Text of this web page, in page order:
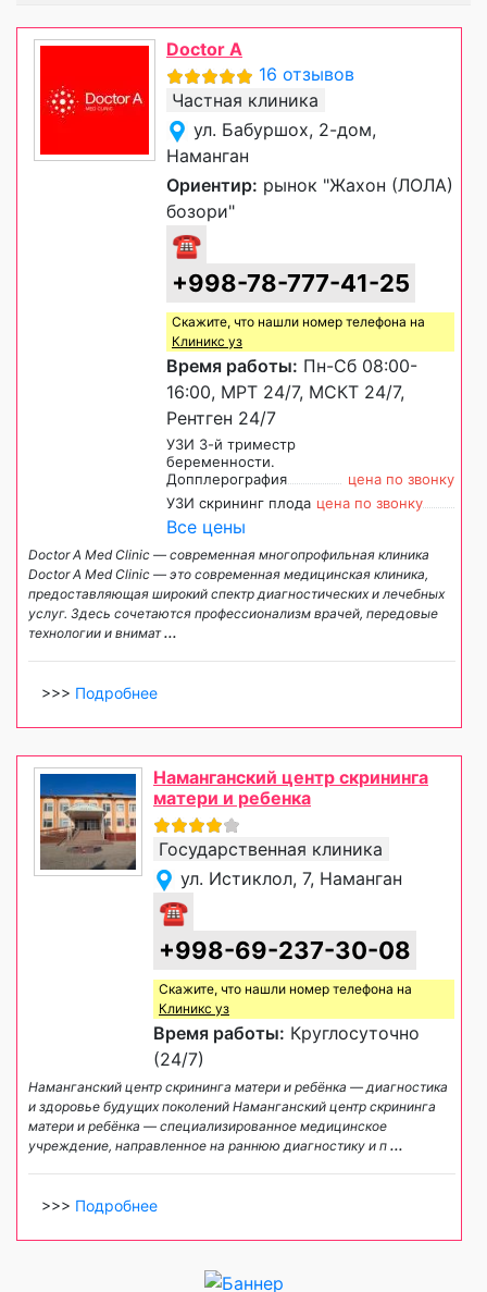
Doctor A
16 отзывов
Частная клиника
ул. Бабуршох, 2-дом,
Наманган
Ориентир: рынок "Жахон (ЛОЛА)
бозори"
☎
+998-78-777-41-25
Скажите, что нашли номер телефона на
Клиникс уз
Время работы: Пн-Сб 08:00-
16:00, МРТ 24/7, МСКТ 24/7,
Рентген 24/7
УЗИ 3-й триместр
беременности.
Допплерография
цена по звонку
УЗИ скрининг плода цена по звонку
Все цены
Doctor A Med Clinic — современная многопрофильная клиника
Doctor A Med Clinic — это современная медицинская клиника,
предоставляющая широкий спектр диагностических и лечебных
услуг. Здесь сочетаются профессионализм врачей, передовые
технологии и внимат...
>>> Подробнее
Наманганский центр скрининга
матери и ребенка
Государственная клиника
ул. Истиклол, 7, Наманган
☎
+998-69-237-30-08
Скажите, что нашли номер телефона на
Клиникс уз
Время работы: Круглосуточно
(24/7)
Наманганский центр скрининга матери и ребёнка — диагностика
и здоровье будущих поколений Наманганский центр скрининга
матери и ребёнка — специализированное медицинское
учреждение, направленное на раннюю диагностику и п ...
>>> Подробнее